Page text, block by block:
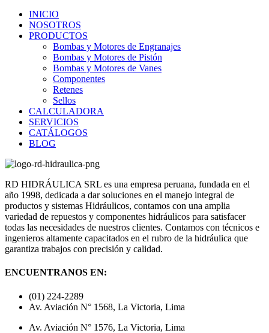
INICIO
NOSOTROS
PRODUCTOS
Bombas y Motores de Engranajes
Bombas y Motores de Pistón
Bombas y Motores de Vanes
Componentes
Retenes
Sellos
CALCULADORA
SERVICIOS
CATÁLOGOS
BLOG
RD HIDRÁULICA SRL es una empresa peruana, fundada en el
año 1998, dedicada a dar soluciones en el manejo integral de
productos y sistemas Hidráulicos, contamos con una amplia
variedad de repuestos y componentes hidráulicos para satisfacer
todas las necesidades de nuestros clientes. Contamos con técnicos e
ingenieros altamente capacitados en el rubro de la hidráulica que
garantiza trabajos con precisión y calidad.
ENCUENTRANOS EN:
(01) 224-2289
Av. Aviación N° 1568, La Victoria, Lima
Av. Aviación N° 1576, La Victoria, Lima